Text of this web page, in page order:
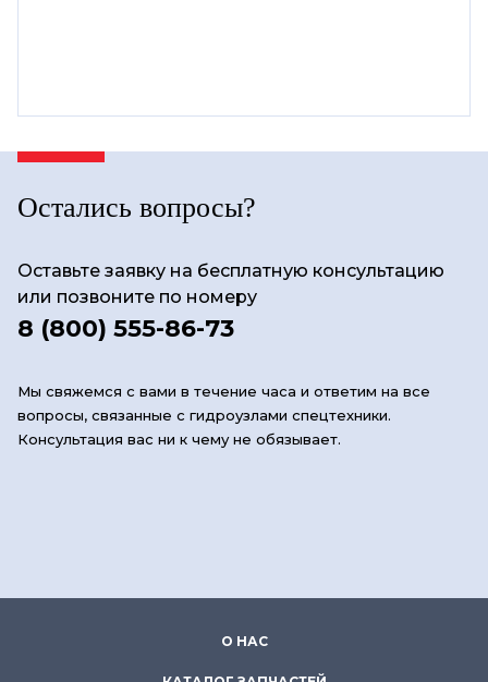
Остались вопросы?
Оставьте заявку на бесплатную консультацию
или позвоните по номеру
8 (800) 555-86-73
Мы свяжемся с вами в течение часа и ответим на все
вопросы, связанные с гидроузлами спецтехники.
Консультация вас ни к чему не обязывает.
О НАС